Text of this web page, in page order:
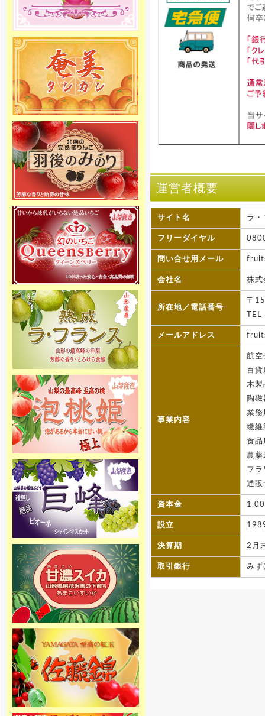
しております。お楽しみに
[2018年4月6日]
2018年度さくらんぼ専門通販の予
約販売をスタートしました。商品
の発送は5月初旬頃からを予定して
おります。お楽しみに
[2017年12月27日]
12月29日～1月4日を冬季休暇とさ
せて頂きます。 何卒ご理解の程、
お願い申し上げます。
[2016年5月1日 ]
姉妹店-メロン専門通販の2016年
度の夏価格適応期間がスタートし
ました。高級マスクメロンを低価
格にてご提供しています。是非こ
の機会にご利用下さい。
[2016年4月11日 ]
姉妹店-さくらんぼ通販の2016年
度の受付を開始しました。絶品さ
くらんぼ佐藤錦を5月初め頃から産
地直送でご家庭へお届け致しま
す。
[2015年12月1日 ]
2015年11月20日 りんご専門通販
をオープンしました。高級りんご
「北国のみのり」を山形県（一部
青森）より産地直送でご家庭へお
届け致します。
[2015年11月20日 ]
2015年11月20日 無農薬 いちご専
門通販をオープンしました！8種類
のクイーンズベリー最高級 無農薬
いちごを詰合せを山梨産地直送で
ご家庭へお届け致します。
[2015年10月31日 ]
2015年10月31日 ラ・フランス専
門通販をオープンしました。高級
ラ・フランスを山形県より産地直
送でご家庭へお届け致します。
[2015年10月10日 ]
2016年4月1日より山梨県産、絶品
種無し巨峰の専門通販 ぶどう巨峰
専門通販をオープンします！大玉
の巨峰・ピオーネ・シャインマス
カットを産地直送でご家庭へお届
け致します。
[2015年10月10日 ]
2016年4月1日より山梨県産、絶品
桃の専門通販 桃専門通販をオープ
ンします！味重視の泡がでる桃 泡
桃姫を産地直送でご家庭へお届け
致します。
運営者概要
サイト名 ラ
フリーダイヤル
問い合せ用メール
会社名 株式
所在地／電話番号
〒
メールアドレス
事業内容
航空
百
木製
陶
業務
繊維
食品
農
フ
通販
資本金
設立
決算期 2月
取引銀行 み